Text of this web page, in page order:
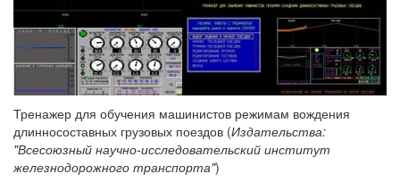
Тренажер для обучения машинистов режимам вождения
длинносоставных грузовых поездов (Издательства:
"Всесоюзный научно-исследовательский институт
железнодорожного транспорта")